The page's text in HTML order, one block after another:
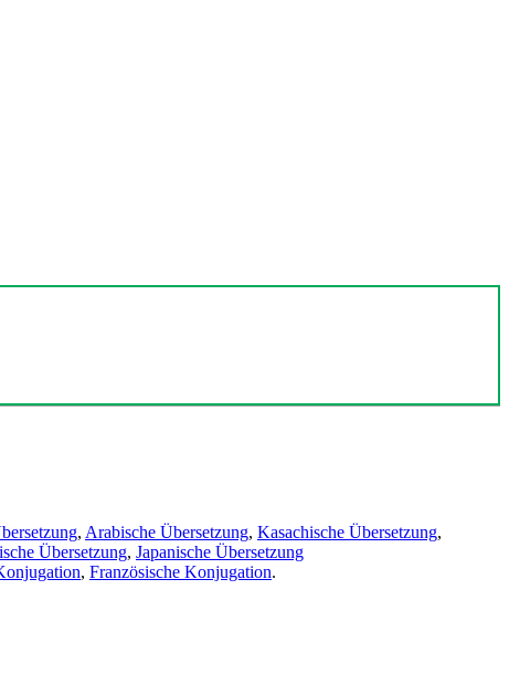
, Arabische Übersetzung, Kasachische Übersetzung,
Übersetzung, Japanische Übersetzung
, Französische Konjugation.